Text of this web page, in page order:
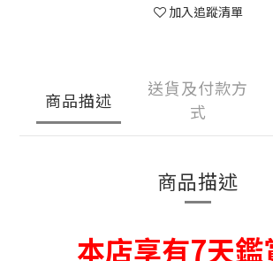
加入追蹤清單
商品描述
送貨及付款方
式
商品描述
本店享有7天鑑